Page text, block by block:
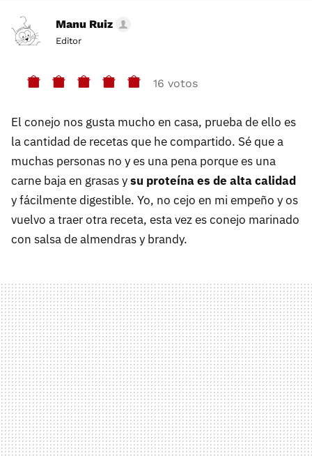
Manu Ruiz
Editor
16 votos
El conejo nos gusta mucho en casa, prueba de ello es
la cantidad de recetas que he compartido. Sé que a
muchas personas no y es una pena porque es una
carne baja en grasas ysu proteína es de alta calidad
y fácilmente digestible. Yo, no cejo en mi empeño y os
vuelvo a traer otra receta, esta vez es conejo marinado
con salsa de almendras y brandy.